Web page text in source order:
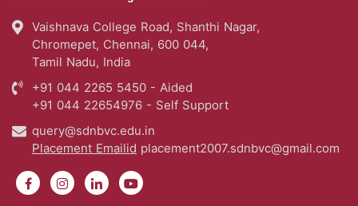
Vaishnava College Road, Shanthi Nagar,
Chromepet, Chennai, 600 044,
Tamil Nadu, India
+91 044 2265 5450 - Aided
+91 044 22654976 - Self Support
query@sdnbvc.edu.in
Placement Emailid placement2007.sdnbvc@gmail.com